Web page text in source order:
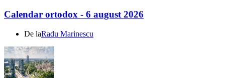
Calendar ortodox - 6 august 2026
De laRadu Marinescu